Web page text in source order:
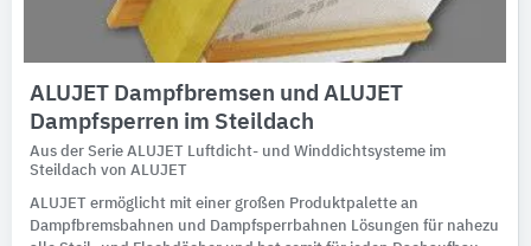
ALUJET Dampfbremsen und ALUJET
Dampfsperren im Steildach
Aus der Serie ALUJET Luftdicht- und Winddichtsysteme im
Steildach von ALUJET
ALUJET ermöglicht mit einer großen Produktpalette an
Dampfbremsbahnen und Dampfsperrbahnen Lösungen für nahezu